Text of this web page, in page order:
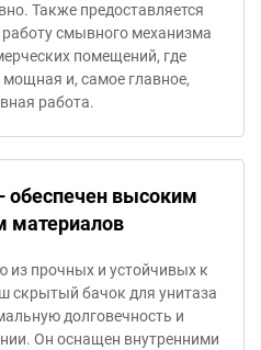
Также предоставляется
смывного механизма
помещений, где
и, самое главное,
работа.
обеспечен высоким
материалов
из прочных и устойчивых к
скрытый бачок для унитаза
долговечность и
Он оснащен внутренними